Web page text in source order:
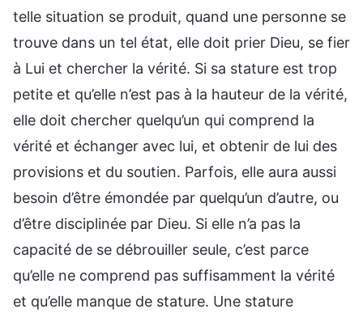
telle situation se produit, quand une personne se
trouve dans un tel état, elle doit prier Dieu, se fier
à Lui et chercher la vérité. Si sa stature est trop
petite et qu’elle n’est pas à la hauteur de la vérité,
elle doit chercher quelqu’un qui comprend la
vérité et échanger avec lui, et obtenir de lui des
provisions et du soutien. Parfois, elle aura aussi
besoin d’être émondée par quelqu’un d’autre, ou
d’être disciplinée par Dieu. Si elle n’a pas la
capacité de se débrouiller seule, c’est parce
qu’elle ne comprend pas suffisamment la vérité
et qu’elle manque de stature. Une stature